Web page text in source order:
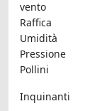
vento
Raffica
Umidità
Pressione
Pollini
Inquinanti